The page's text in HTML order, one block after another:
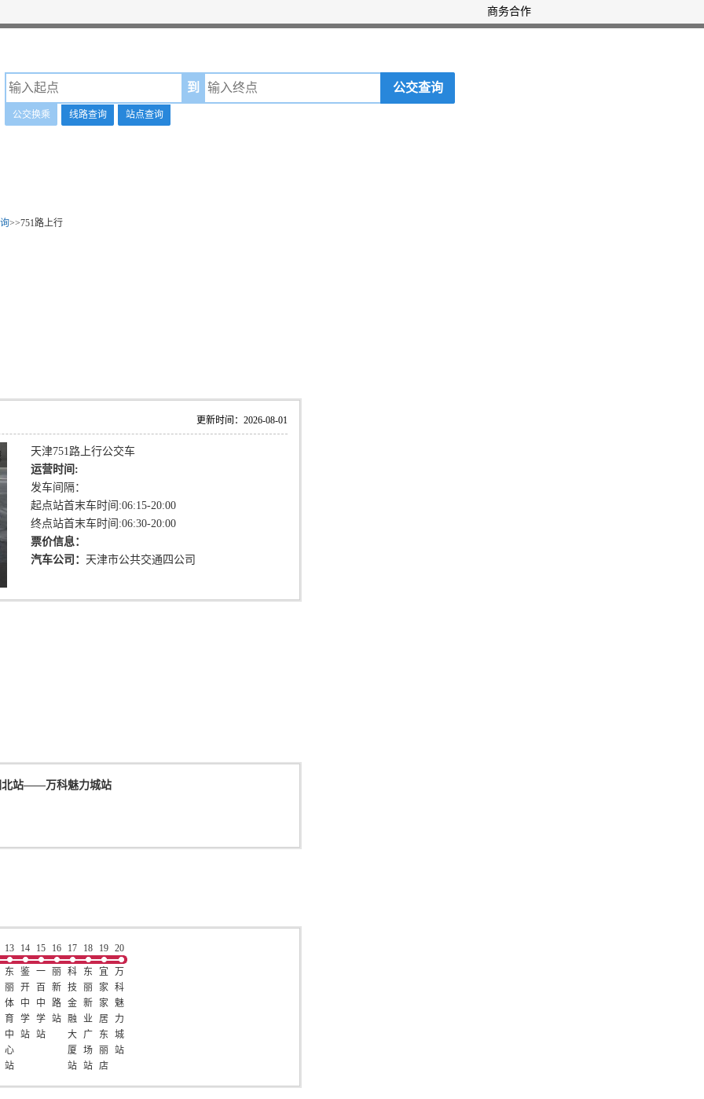
商务合作
到 公交查询
公交换乘 线路查询 站点查询
>>751路上行
更新时间：2026-08-01
天津751路上行公交车
运营时间:
发车间隔：
起点站首末车时间:06:15-20:00
终点站首末车时间:06:30-20:00
票价信息：
汽车公司： 天津市公共交通四公司
站——万科魅力城站
13
东
丽
体
育
中
心
站
14
鉴
开
中
学
站
15
一
百
中
学
站
16
丽
新
路
站
17
科
技
金
融
大
厦
站
18
东
丽
新
业
广
场
站
19
宜
家
家
居
东
丽
店
20
万
科
魅
力
城
站